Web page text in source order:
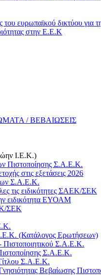
του ευρωπαϊκού δικτύου για
στην Ε.Ε.Κ
/ ΒΕΒΑΙΩΣΕΙΣ
Ι.Ε.Κ.)
Πιστοποίησης Σ.Α.Ε.Κ.
στις εξετάσεις 2026
Σ.Α.Ε.Κ.
τις ειδικότητες ΣΑΕΚ/ΣΕΚ
ειδικότητα ΕΥΟΑΜ
ΣΕΚ
(Κατάλογος Ερωτήσεων)
Σ.Α.Ε.Κ.
Σ.Α.Ε.Κ.
Σ.Α.Ε.Κ.
Βεβαίωσης